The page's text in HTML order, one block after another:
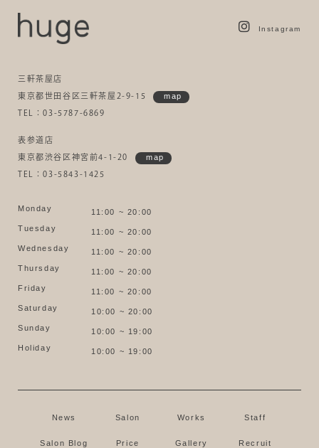
Instagram
三軒茶屋店
東京都世田谷区三軒茶屋2-9-15 map
TEL：03-5787-6869
表参道店
東京都渋谷区神宮前4-1-20 map
TEL：03-5843-1425
Monday
11:00 ~ 20:00
Tuesday
11:00 ~ 20:00
Wednesday
11:00 ~ 20:00
Thursday
11:00 ~ 20:00
Friday
11:00 ~ 20:00
Saturday
10:00 ~ 20:00
Sunday
10:00 ~ 19:00
Holiday
10:00 ~ 19:00
News Salon Works Staff
Salon Blog Price Gallery Recruit